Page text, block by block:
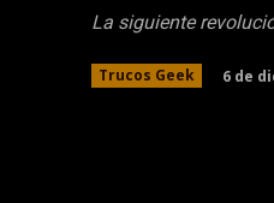
La siguiente
Trucos Geek 6 de